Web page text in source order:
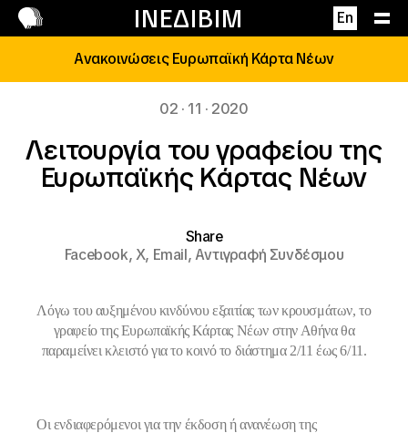
ΙΝΕΔΙΒΙΜ En
Επικοινωνία
Ανακοινώσεις Ευρωπαϊκή Κάρτα Νέων
02 · 11 · 2020
Λειτουργία του γραφείου της
Ευρωπαϊκής Κάρτας Νέων
Share
Facebook,X, Email,Αντιγραφή Συνδέσμου
Λόγω του αυξημένου κινδύνου εξαιτίας των κρουσμάτων, το
γραφείο της Ευρωπαϊκής Κάρτας Νέων στην Αθήνα θα
παραμείνεικλειστό για το κοινό το διάστημα 2/11 έως 6/11.
Οι ενδιαφερόμενοι για την έκδοση ή ανανέωση της